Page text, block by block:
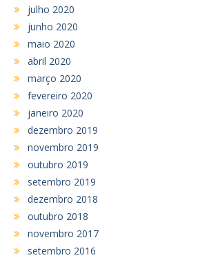
julho 2020
junho 2020
maio 2020
abril 2020
março 2020
fevereiro 2020
janeiro 2020
dezembro 2019
novembro 2019
outubro 2019
setembro 2019
dezembro 2018
outubro 2018
novembro 2017
setembro 2016